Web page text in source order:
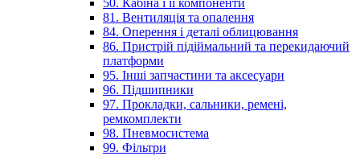
50. Кабіна і її компоненти
81. Вентиляція та опалення
84. Оперення і деталі облицювання
86. Пристрій підіймальний та перекидаючий
платформи
95. Інші запчастини та аксесуари
96. Підшипники
97. Прокладки, сальники, ремені,
ремкомплекти
98. Пневмосистема
99. Фільтри